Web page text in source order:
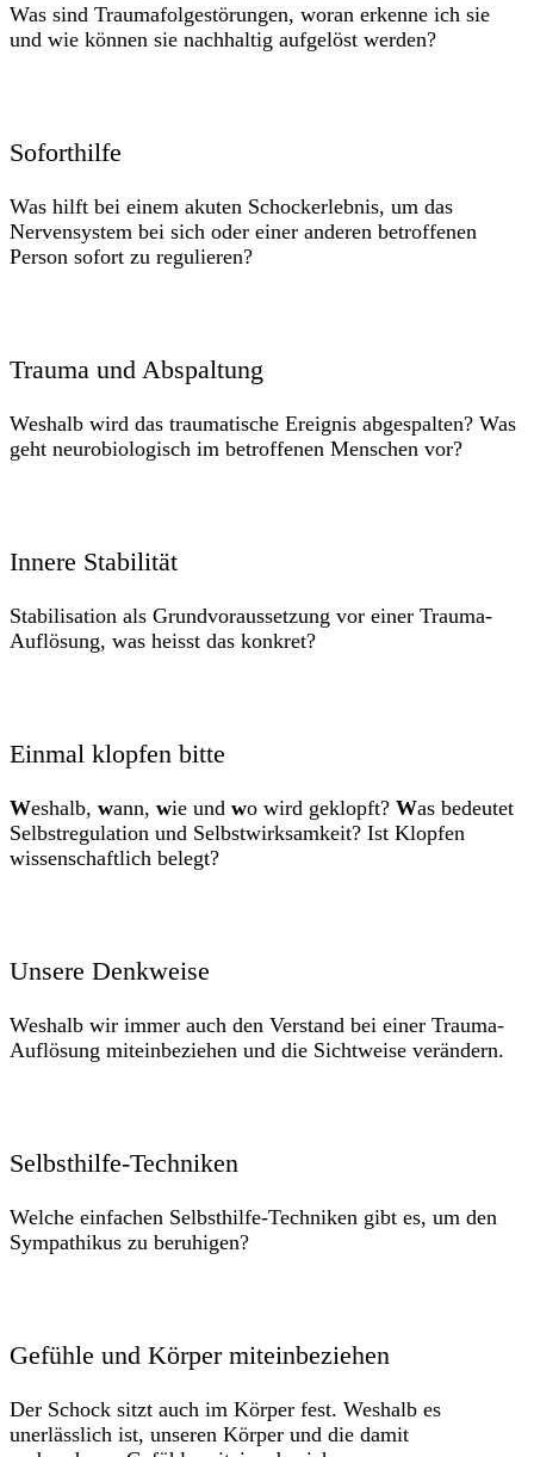
Was sind Traumafolgestörungen, woran erkenne ich sie
und wie können sie nachhaltig aufgelöst werden?
Soforthilfe
Was hilft bei einem akuten Schockerlebnis, um das
Nervensystem bei sich oder einer anderen betroffenen
Person sofort zu regulieren?
Trauma und Abspaltung
Weshalb wird das traumatische Ereignis abgespalten? Was
geht neurobiologisch im betroffenen Menschen vor?
Innere Stabilität
Stabilisation als Grundvoraussetzung vor einer Trauma-
Auflösung, was heisst das konkret?
Einmal klopfen bitte
Weshalb, wann, wie und wo wird geklopft? Was bedeutet
Selbstregulation und Selbstwirksamkeit? Ist Klopfen
wissenschaftlich belegt?
Unsere Denkweise
Weshalb wir immer auch den Verstand bei einer Trauma-
Auflösung miteinbeziehen und die Sichtweise verändern.
Selbsthilfe-Techniken
Welche einfachen Selbsthilfe-Techniken gibt es, um den
Sympathikus zu beruhigen?
Gefühle und Körper miteinbeziehen
Der Schock sitzt auch im Körper fest. Weshalb es
unerlässlich ist, unseren Körper und die damit